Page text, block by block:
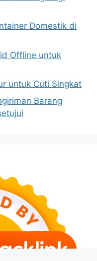
Domestik di
Offline untuk
untuk Cuti Singkat
Barang